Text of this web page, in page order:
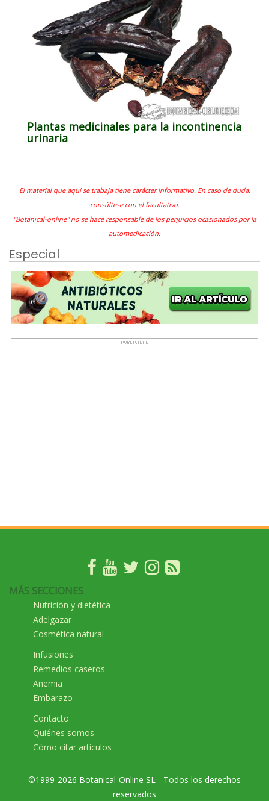
Plantas medicinales para la incontinencia
urinaria
El material que aquí se trabaja tiene carácter informativo. En caso de duda,
consúltese con el facultativo.
"Botanical-online" no se hace responsable de los perjuicios ocasionados por la
automedicación.
Especial
MÁS SECCIONES
Nutrición y dietética
Adelgazar
Cosmética natural
Infusiones
Remedios caseros
Anemia
Embarazo
Contacto
Quiénes somos
Cómo citar artículos
©1999-2026 Botanical-Online SL - Todos los derechos
reservados